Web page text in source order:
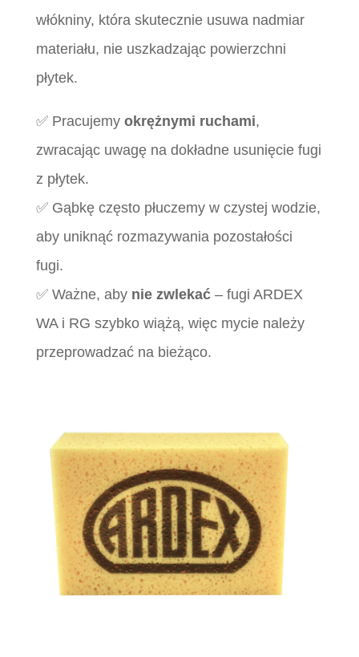
włókniny, która skutecznie usuwa nadmiar
materiału, nie uszkadzając powierzchni
płytek.
✅ Pracujemy okrężnymi ruchami,
zwracając uwagę na dokładne usunięcie fugi
z płytek.
✅ Gąbkę często płuczemy w czystej wodzie,
aby uniknąć rozmazywania pozostałości
fugi.
✅ Ważne, aby nie zwlekać– fugi ARDEX
WA i RG szybko wiążą, więc mycie należy
przeprowadzać na bieżąco.